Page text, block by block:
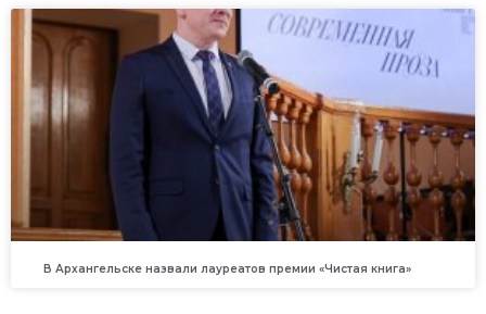
В Архангельске назвали лауреатов премии «Чистая книга»